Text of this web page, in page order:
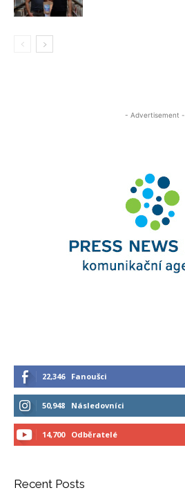
- Advertisement -
22,346 Fanoušci
50,948 Následovníci
14,700 Odběratelé
Recent Posts